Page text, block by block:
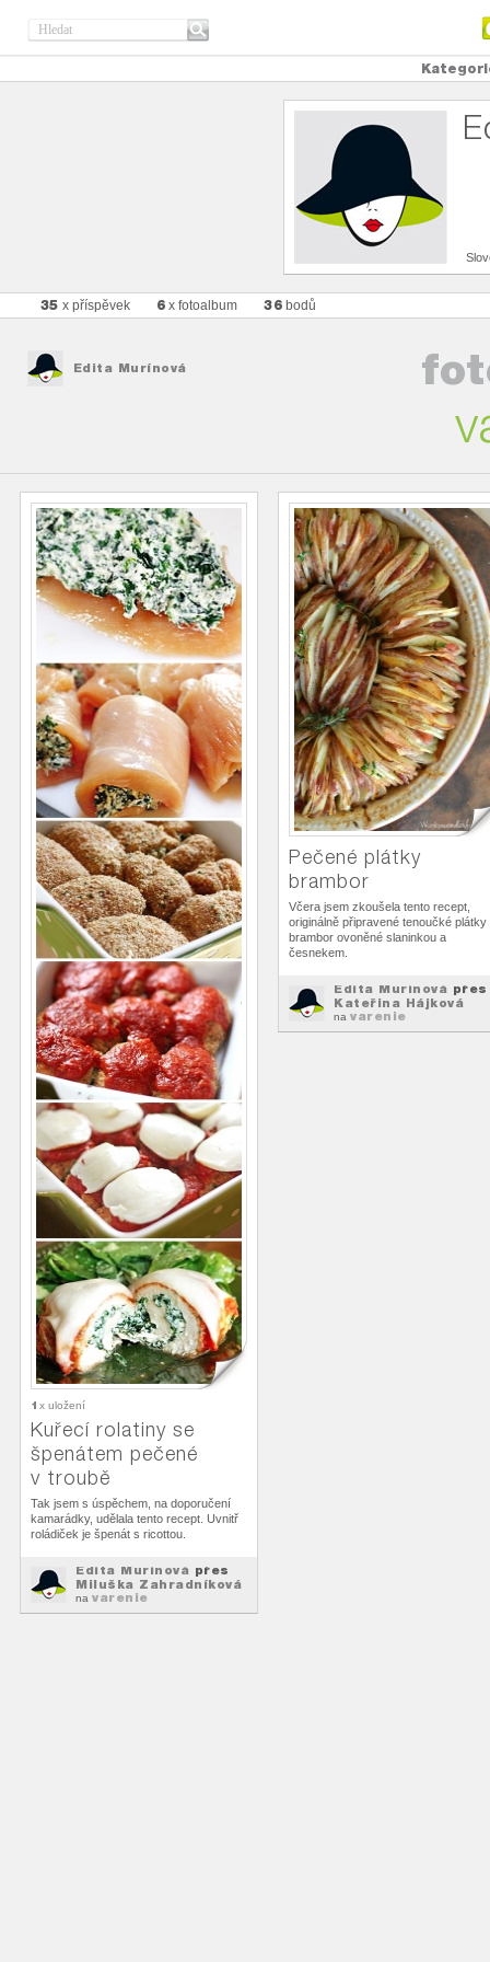
35 x příspěvek 6 x fotoalbum 36 bodů
Edita Murínová
1 x uložení
Kuřecí rolatiny se
špenátem pečené
v troubě
Tak jsem s úspěchem, na doporučení
kamarádky, udělala tento recept. Uvnitř
roládiček je špenát s ricottou.
Edita Murínová přes
Miluška Zahradníková
na varenie
Pečené plátky
brambor
Včera jsem zkoušela tento recept,
originálně připravené tenoučké plátky
brambor ovoněné slaninkou a
česnekem.
Edita Murínová přes
Kateřina Hájková
na varenie